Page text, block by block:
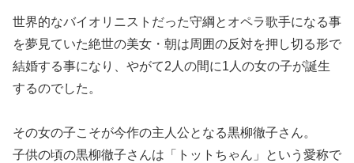
世界的なバイオリニストだった守綱とオペラ歌手になる事
を夢見ていた絶世の美女・朝は周囲の反対を押し切る形で
結婚する事になり、やがて2人の間に1人の女の子が誕生
するのでした。
その女の子こそが今作の主人公となる黒柳徹子さん。
子供の頃の黒柳徹子さんは「トットちゃん」という愛称で